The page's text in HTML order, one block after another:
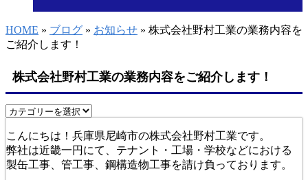
HOME » ブログ » お知らせ » 株式会社野村工業の業務内容を
ご紹介します！
株式会社野村工業の業務内容をご紹介します！
こんにちは！兵庫県尼崎市の株式会社野村工業です。
弊社は近畿一円にて、テナント・工場・学校などにおける
製缶工事、管工事、鋼構造物工事を請け負っております。